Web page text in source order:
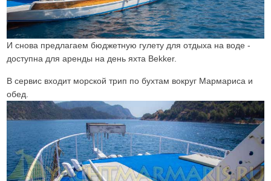
И снова предлагаем бюджетную гулету для отдыха на воде -
доступна для аренды на день яхта Bekker.
В сервис входит морской трип по бухтам вокруг Мармариса и
обед.